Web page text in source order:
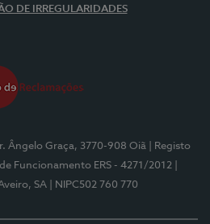
DE IRREGULARIDADES
Ângelo Graça, 3770-908 Oiã
| Registo
de Funcionamento ERS - 4271/2012
SA
| NIPC502 760 770